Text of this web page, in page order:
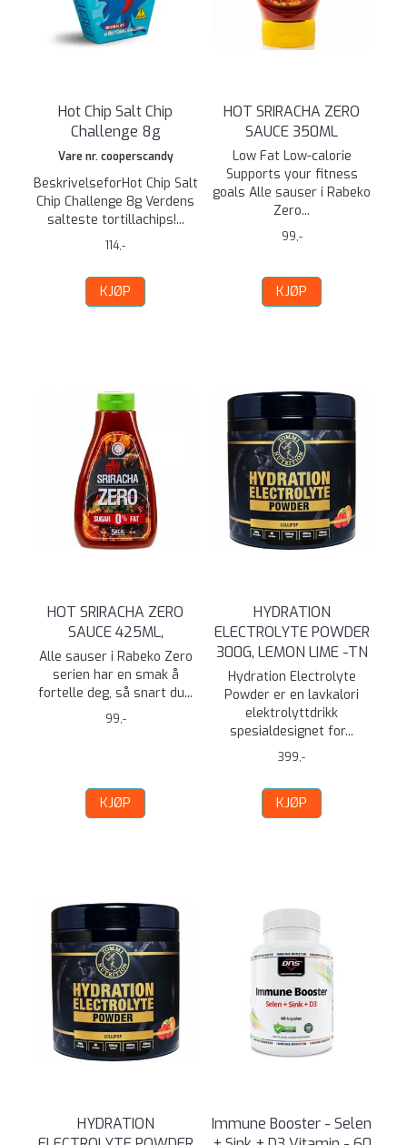
Hot Chip Salt Chip
Challenge 8g
Vare nr. cooperscandy
BeskrivelseforHot Chip Salt
Chip Challenge 8g Verdens
salteste tortillachips!...
114,-
KJØP
HOT SRIRACHA ZERO
SAUCE 350ML
Low Fat Low-calorie
Supports your fitness
goals Alle sauser i Rabeko
Zero...
99,-
KJØP
HOT SRIRACHA ZERO
SAUCE 425ML,
Alle sauser i Rabeko Zero
serien har en smak å
fortelle deg, så snart du...
99,-
KJØP
HYDRATION
ELECTROLYTE POWDER
300G, LEMON LIME -TN
Hydration Electrolyte
Powder er en lavkalori
elektrolyttdrikk
spesialdesignet for...
399,-
KJØP
HYDRATION
Immune Booster - Selen